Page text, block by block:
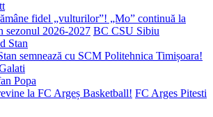
fidel „vulturilor”! „Mo” continuă la
sezonul 2026-2027 BC CSU Sibiu
semnează cu SCM Politehnica Timișoara!
la FC Argeș Basketball! FC Arges Pitesti